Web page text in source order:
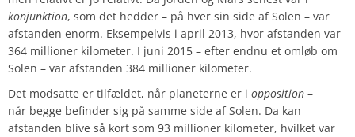
konjunktion, som det hedder – på hver sin side af Solen – var
afstanden enorm. Eksempelvis i april 2013, hvor afstanden var
364 millioner kilometer. I juni 2015 – efter endnu et omløb om
Solen – var afstanden 384 millioner kilometer.
Det modsatte er tilfældet, når planeterne er i opposition –
når begge befinder sig på samme side af Solen. Da kan
afstanden blive så kort som 93 millioner kilometer, hvilket var